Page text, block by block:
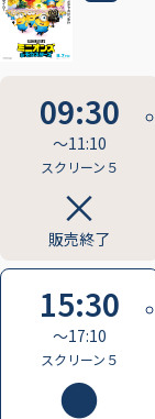
09:30
〜11:10
スクリーン５
販売終了
15:30
〜17:10
スクリーン５